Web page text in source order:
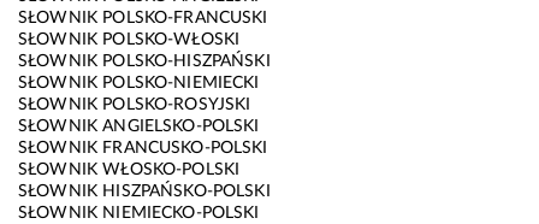
SŁOWNIK POLSKO-FRANCUSKI
SŁOWNIK POLSKO-WŁOSKI
SŁOWNIK POLSKO-HISZPAŃSKI
SŁOWNIK POLSKO-NIEMIECKI
SŁOWNIK POLSKO-ROSYJSKI
SŁOWNIK ANGIELSKO-POLSKI
SŁOWNIK FRANCUSKO-POLSKI
SŁOWNIK WŁOSKO-POLSKI
SŁOWNIK HISZPAŃSKO-POLSKI
SŁOWNIK NIEMIECKO-POLSKI